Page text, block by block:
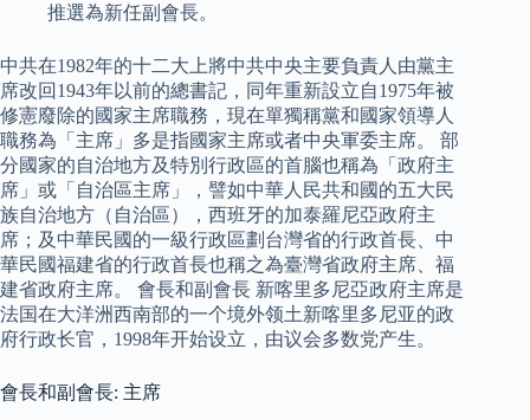
推選為新任副會長。
中共在1982年的十二大上將中共中央主要負責人由黨主
席改回1943年以前的總書記，同年重新設立自1975年被
修憲廢除的國家主席職務，現在單獨稱黨和國家領導人
職務為「主席」多是指國家主席或者中央軍委主席。 部
分國家的自治地方及特別行政區的首腦也稱為「政府主
席」或「自治區主席」，譬如中華人民共和國的五大民
族自治地方（自治區），西班牙的加泰羅尼亞政府主
席；及中華民國的一級行政區劃台灣省的行政首長、中
華民國福建省的行政首長也稱之為臺灣省政府主席、福
建省政府主席。 會長和副會長 新喀里多尼亞政府主席是
法国在大洋洲西南部的一个境外领土新喀里多尼亚的政
府行政长官，1998年开始设立，由议会多数党产生。
會長和副會長: 主席